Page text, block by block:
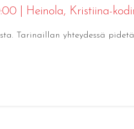
Heinola, Kristiina-
Tarinaillan yhteydessä